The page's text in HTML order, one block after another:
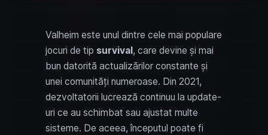
Valheim este unul dintre cele mai populare
jocuri de tip survival , care devine și mai
bun datorită actualizărilor constante și
unei comunități numeroase. Din 2021,
dezvoltatorii lucrează continuu la update-
uri ce au schimbat sau ajustat multe
sisteme. De aceea, începutul poate fi